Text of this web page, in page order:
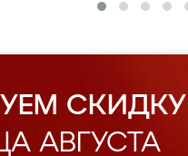
СКИДКУ
АВГУСТА